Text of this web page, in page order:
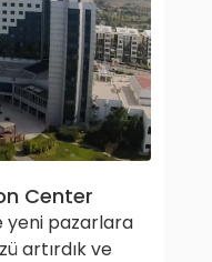
Center
yeni pazarlara
artırdık ve